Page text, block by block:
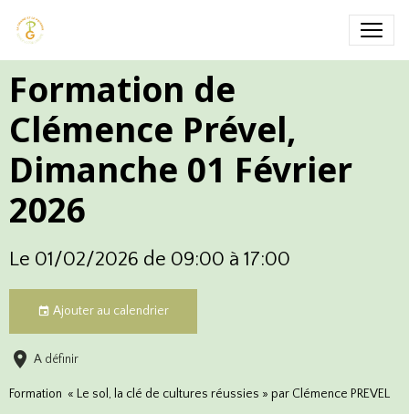
Formation de
Clémence Prével,
Dimanche 01 Février
2026
Le 01/02/2026 de 09:00 à 17:00
Ajouter au calendrier
A définir
Formation « Le sol, la clé de cultures réussies » par Clémence PREVEL